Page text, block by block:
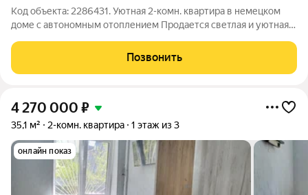
Код объекта: 2286431. Уютная 2-комн. квартира в немецком
доме с автономным отоплением Продается светлая и уютная
отоплением. Идеальный вариант для тех, кто ценит тишину,
тепло и удобство городской
Позвонить
4 270 000 ₽
35,1 м² 2-комн. квартира 1 этаж из 3
онлайн показ